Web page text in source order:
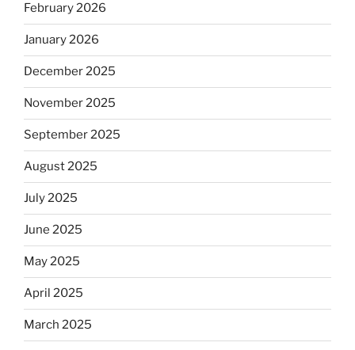
February 2026
January 2026
December 2025
November 2025
September 2025
August 2025
July 2025
June 2025
May 2025
April 2025
March 2025